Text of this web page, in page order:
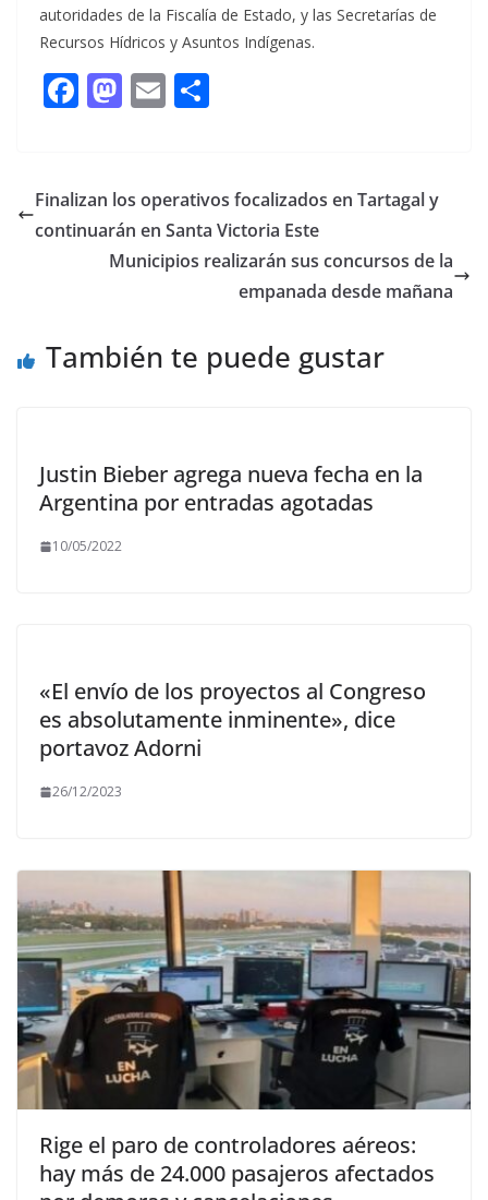
autoridades de la Fiscalía de Estado, y las Secretarías de
Recursos Hídricos y Asuntos Indígenas.
F
b
o
M
d
o
n
E
l p
ar
ti
Finalizan los operativos focalizados en Tartagal y
continuarán en Santa Victoria Este
Municipios realizarán sus concursos de la
empanada desde mañana
También te puede gustar
Justin Bieber agrega nueva fecha en la
Argentina por entradas agotadas
10/05/2022
«El envío de los proyectos al Congreso
es absolutamente inminente», dice
portavoz Adorni
26/12/2023
Rige el paro de controladores aéreos:
hay más de 24.000 pasajeros afectados